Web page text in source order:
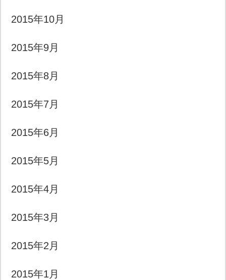
2015年10月
2015年9月
2015年8月
2015年7月
2015年6月
2015年5月
2015年4月
2015年3月
2015年2月
2015年1月